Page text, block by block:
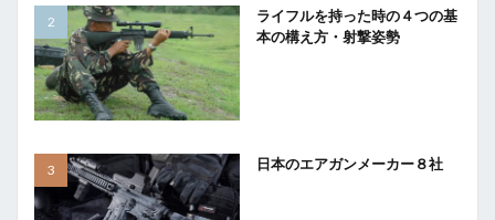
ライフルを持った時の４つの基
本の構え方・射撃姿勢
日本のエアガンメーカー８社